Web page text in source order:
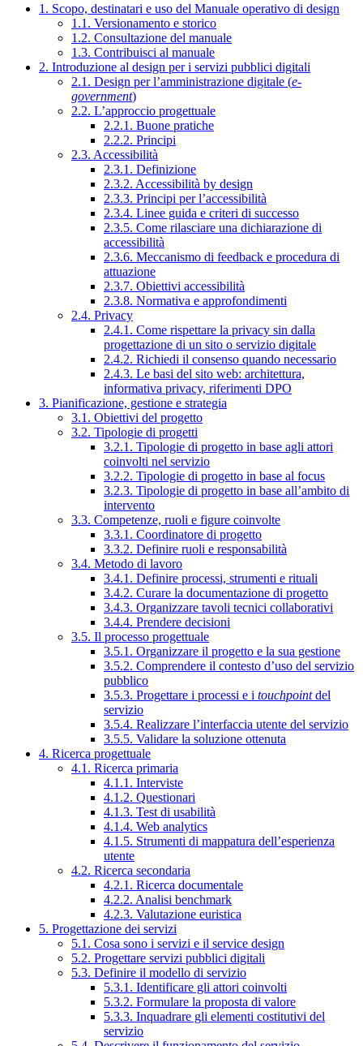
1. Scopo, destinatari e uso del Manuale operativo di design
1.1. Versionamento e storico
1.2. Consultazione del manuale
1.3. Contribuisci al manuale
2. Introduzione al design per i servizi pubblici digitali
2.1. Design per l’amministrazione digitale (e-
government)
2.2. L’approccio progettuale
2.2.1. Buone pratiche
2.2.2. Principi
2.3. Accessibilità
2.3.1. Definizione
2.3.2. Accessibilità by design
2.3.3. Principi per l’accessibilità
2.3.4. Linee guida e criteri di successo
2.3.5. Come rilasciare una dichiarazione di
accessibilità
2.3.6. Meccanismo di feedback e procedura di
attuazione
2.3.7. Obiettivi accessibilità
2.3.8. Normativa e approfondimenti
2.4. Privacy
2.4.1. Come rispettare la privacy sin dalla
progettazione di un sito o servizio digitale
2.4.2. Richiedi il consenso quando necessario
2.4.3. Le basi del sito web: architettura,
informativa privacy, riferimenti DPO
3. Pianificazione, gestione e strategia
3.1. Obiettivi del progetto
3.2. Tipologie di progetti
3.2.1. Tipologie di progetto in base agli attori
coinvolti nel servizio
3.2.2. Tipologie di progetto in base al focus
3.2.3. Tipologie di progetto in base all’ambito di
intervento
3.3. Competenze, ruoli e figure coinvolte
3.3.1. Coordinatore di progetto
3.3.2. Definire ruoli e responsabilità
3.4. Metodo di lavoro
3.4.1. Definire processi, strumenti e rituali
3.4.2. Curare la documentazione di progetto
3.4.3. Organizzare tavoli tecnici collaborativi
3.4.4. Prendere decisioni
3.5. Il processo progettuale
3.5.1. Organizzare il progetto e la sua gestione
3.5.2. Comprendere il contesto d’uso del servizio
pubblico
3.5.3. Progettare i processi e i touchpointdel
servizio
3.5.4. Realizzare l’interfaccia utente del servizio
3.5.5. Validare la soluzione ottenuta
4. Ricerca progettuale
4.1. Ricerca primaria
4.1.1. Interviste
4.1.2. Questionari
4.1.3. Test di usabilità
4.1.4. Web analytics
4.1.5. Strumenti di mappatura dell’esperienza
utente
4.2. Ricerca secondaria
4.2.1. Ricerca documentale
4.2.2. Analisi benchmark
4.2.3. Valutazione euristica
5. Progettazione dei servizi
5.1. Cosa sono i servizi e il service design
5.2. Progettare servizi pubblici digitali
5.3. Definire il modello di servizio
5.3.1. Identificare gli attori coinvolti
5.3.2. Formulare la proposta di valore
5.3.3. Inquadrare gli elementi costitutivi del
servizio